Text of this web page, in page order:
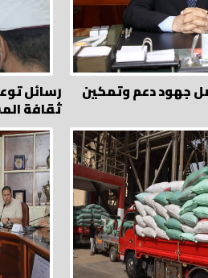
جهود دعم وتمكين رسائل
ثقافة